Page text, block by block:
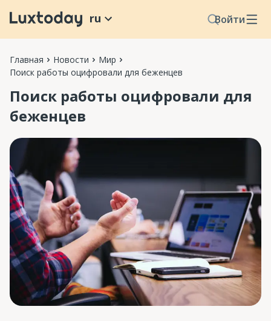
Войти
ru
Главная Новости
Мир
Поиск работы оцифровали для беженцев
Поиск работы оцифровали для
беженцев